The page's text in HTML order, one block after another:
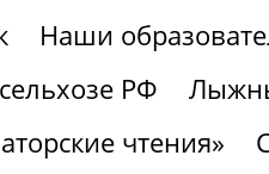
Наши
РФ
чтения»